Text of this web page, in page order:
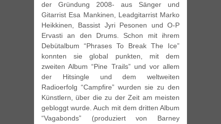
der Gründung 2008- aus Sänger und
Gitarrist Esa Mankinen, Leadgitarrist Marko
Heikkinen, Bassist Jyri Pesonen und O-P
Ervasti an den Drums. Schon mit ihrem
Debütalbum “Phrases To Break The Ice”
konnten sie global punkten, mit dem
zweiten Album “Pine Trails” und vor allem
der Hitsingle und dem weltweiten
Radioerfolg “Campfire” wurden sie zu den
Künstlern, über die zu der Zeit am meisten
gebloggt wurde. Auch mit dem dritten Album
“Vagabonds” (produziert von Barney